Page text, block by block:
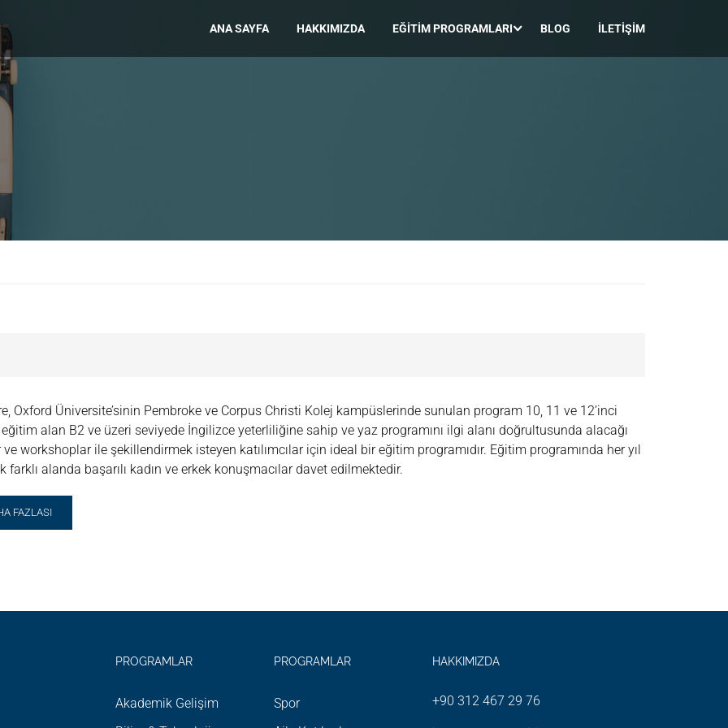
ANA SAYFA HAKKIMIZDA EĞITIM PROGRAMLARI BLOG İLETIŞIM
Oxford Üniversite’sinin Pembroke ve Corpus Christi Kolej kampüslerinde sunulan program 10, 11 ve 12’inci
eğitim alan B2 ve üzeri seviyede İngilizce yeterliliğine sahip ve yaz programını ilgi alanı doğrultusunda alacağı
ve workshoplar ile şekillendirmek isteyen katılımcılar için ideal bir eğitim programıdır. Eğitim programında her yıl
farklı alanda başarılı kadın ve erkek konuşmacılar davet edilmektedir.
FAZLASI
PROGRAMLAR
Akademik Gelişim
PROGRAMLAR
Spor
HAKKIMIZDA
+90 312 467 29 76